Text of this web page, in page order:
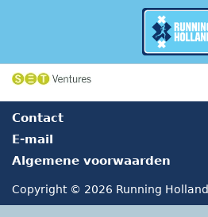
Overslaan en naar de inhoud gaan
Contact
E-mail
Algemene voorwaarden
Copyright © 2026 Running Holland